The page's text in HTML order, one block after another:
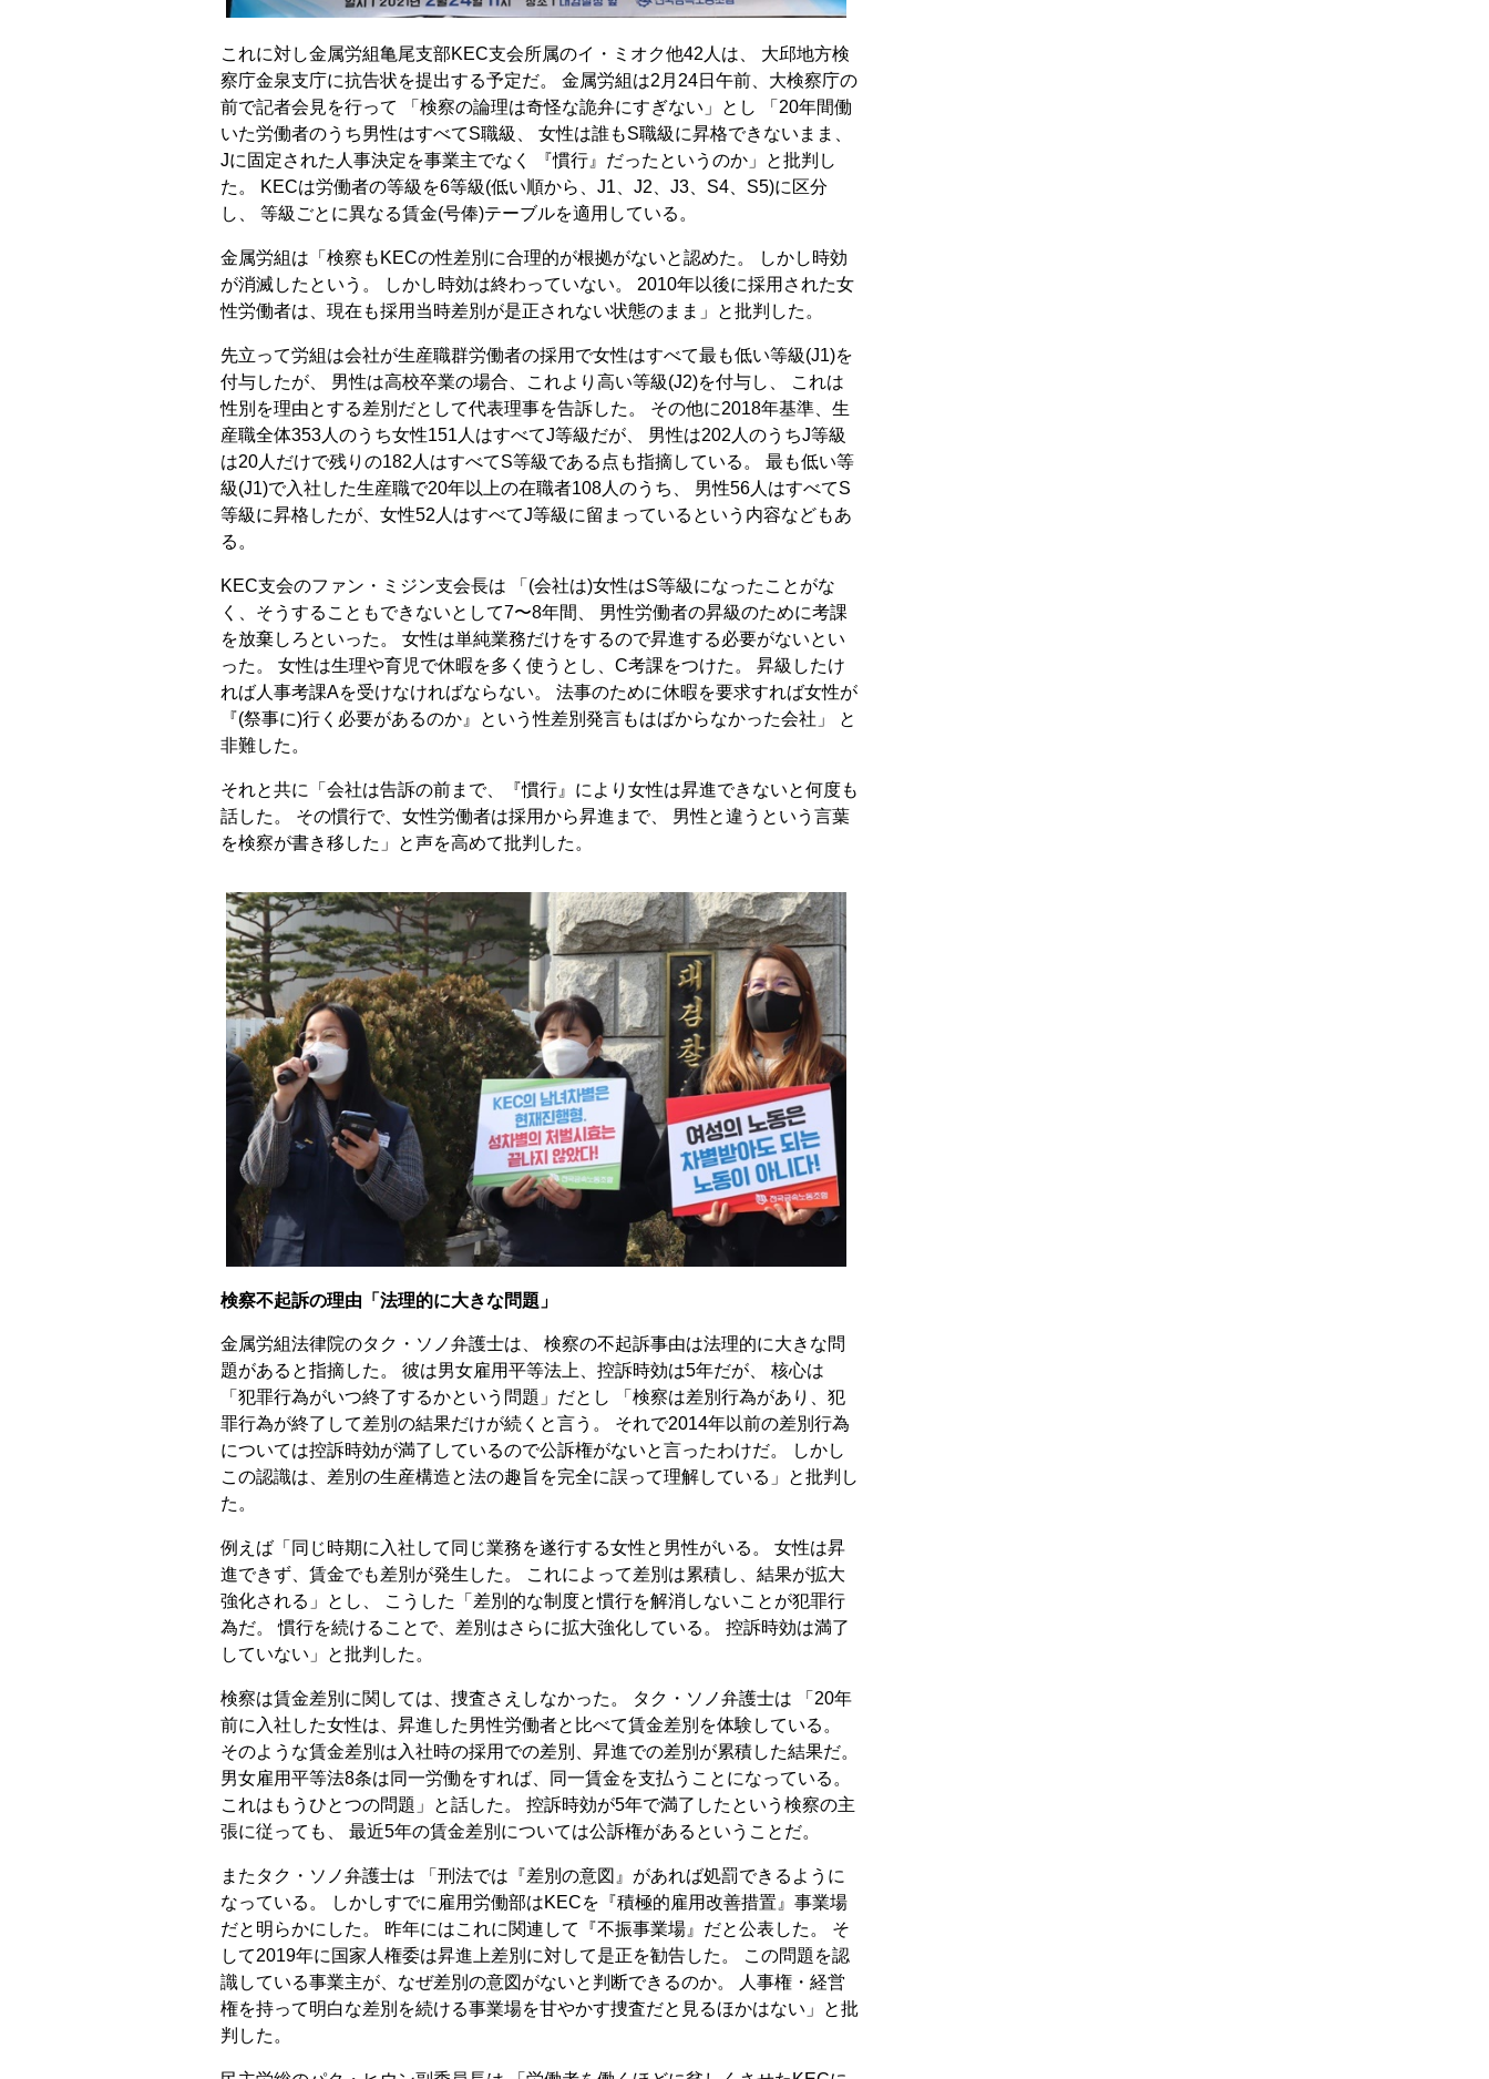
これに対し金属労組亀尾支部KEC支会所属のイ・ミオク他42人は、 大邱地方検
察庁金泉支庁に抗告状を提出する予定だ。 金属労組は2月24日午前、大検察庁の
前で記者会見を行って 「検察の論理は奇怪な詭弁にすぎない」とし 「20年間働
いた労働者のうち男性はすべてS職級、 女性は誰もS職級に昇格できないまま、
Jに固定された人事決定を事業主でなく 『慣行』だったというのか」と批判し
た。 KECは労働者の等級を6等級(低い順から、J1、J2、J3、S4、S5)に区分
し、 等級ごとに異なる賃金(号俸)テーブルを適用している。
金属労組は「検察もKECの性差別に合理的が根拠がないと認めた。 しかし時効
が消滅したという。 しかし時効は終わっていない。 2010年以後に採用された女
性労働者は、現在も採用当時差別が是正されない状態のまま」と批判した。
先立って労組は会社が生産職群労働者の採用で女性はすべて最も低い等級(J1)を
付与したが、 男性は高校卒業の場合、これより高い等級(J2)を付与し、 これは
性別を理由とする差別だとして代表理事を告訴した。 その他に2018年基準、生
産職全体353人のうち女性151人はすべてJ等級だが、 男性は202人のうちJ等級
は20人だけで残りの182人はすべてS等級である点も指摘している。 最も低い等
級(J1)で入社した生産職で20年以上の在職者108人のうち、 男性56人はすべてS
等級に昇格したが、女性52人はすべてJ等級に留まっているという内容などもあ
る。
KEC支会のファン・ミジン支会長は 「(会社は)女性はS等級になったことがな
く、そうすることもできないとして7〜8年間、 男性労働者の昇級のために考課
を放棄しろといった。 女性は単純業務だけをするので昇進する必要がないとい
った。 女性は生理や育児で休暇を多く使うとし、C考課をつけた。 昇級したけ
れば人事考課Aを受けなければならない。 法事のために休暇を要求すれば女性が
『(祭事に)行く必要があるのか』という性差別発言もはばからなかった会社」 と
非難した。
それと共に「会社は告訴の前まで、『慣行』により女性は昇進できないと何度も
話した。 その慣行で、女性労働者は採用から昇進まで、 男性と違うという言葉
を検察が書き移した」と声を高めて批判した。
検察不起訴の理由「法理的に大きな問題」
金属労組法律院のタク・ソノ弁護士は、 検察の不起訴事由は法理的に大きな問
題があると指摘した。 彼は男女雇用平等法上、控訴時効は5年だが、 核心は
「犯罪行為がいつ終了するかという問題」だとし 「検察は差別行為があり、犯
罪行為が終了して差別の結果だけが続くと言う。 それで2014年以前の差別行為
については控訴時効が満了しているので公訴権がないと言ったわけだ。 しかし
この認識は、差別の生産構造と法の趣旨を完全に誤って理解している」と批判し
た。
例えば「同じ時期に入社して同じ業務を遂行する女性と男性がいる。 女性は昇
進できず、賃金でも差別が発生した。 これによって差別は累積し、結果が拡大
強化される」とし、 こうした「差別的な制度と慣行を解消しないことが犯罪行
為だ。 慣行を続けることで、差別はさらに拡大強化している。 控訴時効は満了
していない」と批判した。
検察は賃金差別に関しては、捜査さえしなかった。 タク・ソノ弁護士は 「20年
前に入社した女性は、昇進した男性労働者と比べて賃金差別を体験している。
そのような賃金差別は入社時の採用での差別、昇進での差別が累積した結果だ。
男女雇用平等法8条は同一労働をすれば、同一賃金を支払うことになっている。
これはもうひとつの問題」と話した。 控訴時効が5年で満了したという検察の主
張に従っても、 最近5年の賃金差別については公訴権があるということだ。
またタク・ソノ弁護士は 「刑法では『差別の意図』があれば処罰できるように
なっている。 しかしすでに雇用労働部はKECを『積極的雇用改善措置』事業場
だと明らかにした。 昨年にはこれに関連して『不振事業場』だと公表した。 そ
して2019年に国家人権委は昇進上差別に対して是正を勧告した。 この問題を認
識している事業主が、なぜ差別の意図がないと判断できるのか。 人事権・経営
権を持って明白な差別を続ける事業場を甘やかす捜査だと見るほかはない」と批
判した。